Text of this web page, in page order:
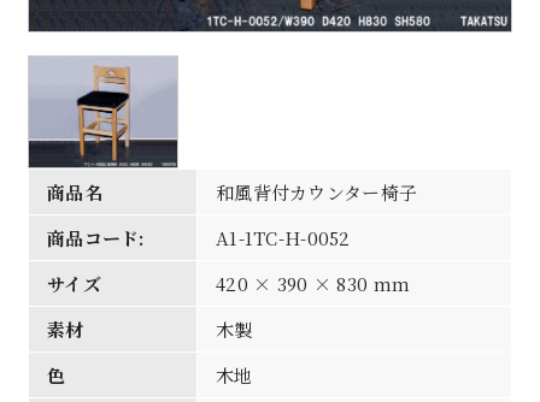
商品名
和風背付カウンター椅子
商品コード:
A1-1TC-H-0052
サイズ
420 × 390 × 830 mm
素材
木製
色
木地